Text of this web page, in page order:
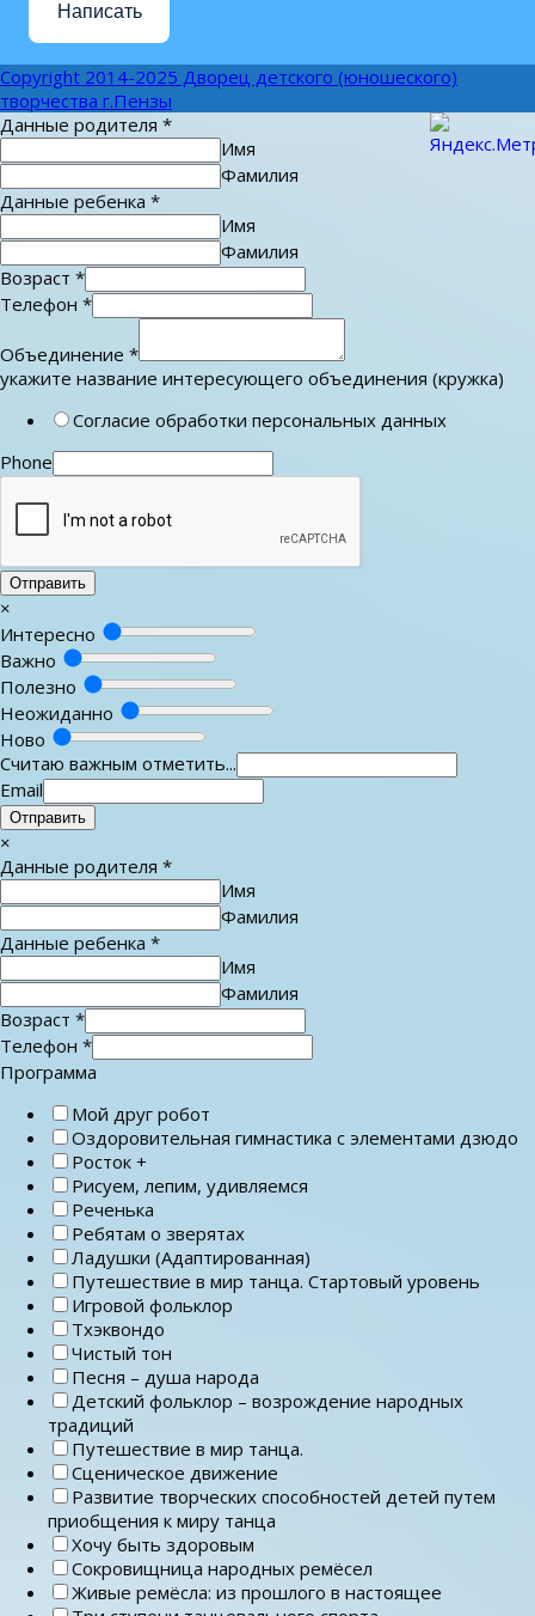
Написать
Copyright 2014-2025 Дворец детского (юношеского)
творчества г.Пензы
Данные родителя *
Имя
Фамилия
Данные ребенка *
Имя
Фамилия
Возраст *
Телефон *
Объединение *
укажите название интересующего объединения (кружка)
Согласие обработки персональных данных
Phone
Отправить
×
Интересно
Важно
Полезно
Неожиданно
Ново
Считаю важным отметить...
Email
Отправить
×
Данные родителя *
Имя
Фамилия
Данные ребенка *
Имя
Фамилия
Возраст *
Телефон *
Программа
Мой друг робот
Оздоровительная гимнастика с элементами дзюдо
Росток +
Рисуем, лепим, удивляемся
Реченька
Ребятам о зверятах
Ладушки (Адаптированная)
Путешествие в мир танца. Стартовый уровень
Игровой фольклор
Тхэквондо
Чистый тон
Песня – душа народа
Детский фольклор – возрождение народных
традиций
Путешествие в мир танца.
Сценическое движение
Развитие творческих способностей детей путем
приобщения к миру танца
Хочу быть здоровым
Сокровищница народных ремёсел
Живые ремёсла: из прошлого в настоящее